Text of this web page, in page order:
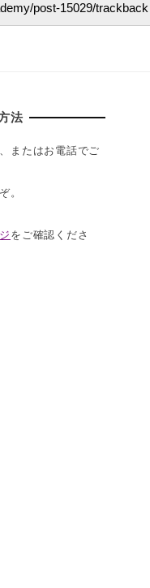
法
またはお電話でご
。
をご確認くださ